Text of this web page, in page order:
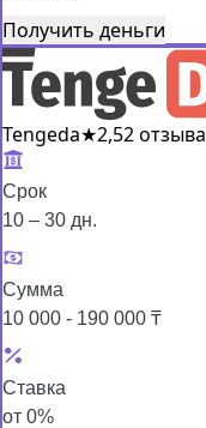
Получить деньги
Tengeda★2,52 отзыва
Срок
10 – 30 дн.
Сумма
10 000 - 190 000 ₸
Ставка
от 0%